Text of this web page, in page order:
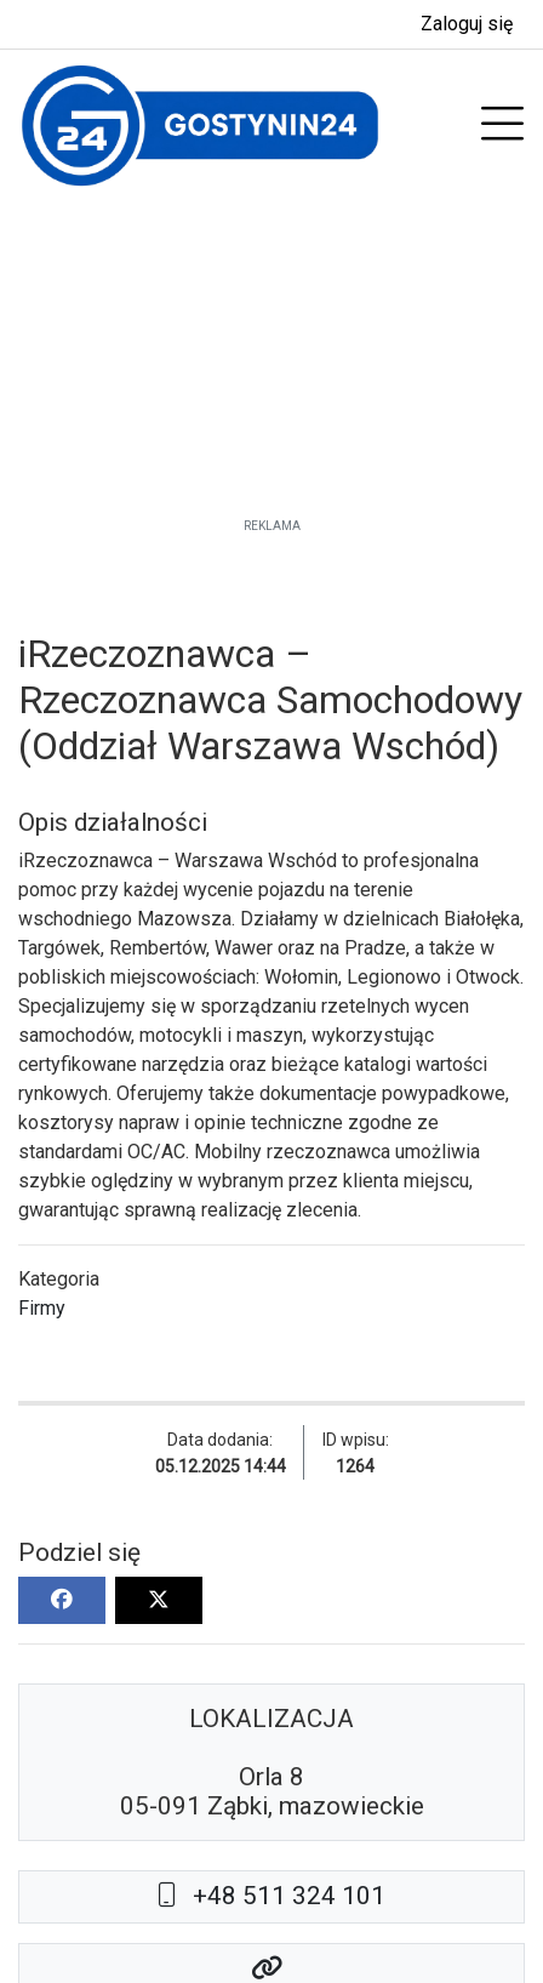
Zaloguj się
REKLAMA
iRzeczoznawca –
Rzeczoznawca Samochodowy
(Oddział Warszawa Wschód)
Opis działalności
iRzeczoznawca – Warszawa Wschód to profesjonalna
pomoc przy każdej wycenie pojazdu na terenie
wschodniego Mazowsza. Działamy w dzielnicach Białołęka,
Targówek, Rembertów, Wawer oraz na Pradze, a także w
pobliskich miejscowościach: Wołomin, Legionowo i Otwock.
Specjalizujemy się w sporządzaniu rzetelnych wycen
samochodów, motocykli i maszyn, wykorzystując
certyfikowane narzędzia oraz bieżące katalogi wartości
rynkowych. Oferujemy także dokumentacje powypadkowe,
kosztorysy napraw i opinie techniczne zgodne ze
standardami OC/AC. Mobilny rzeczoznawca umożliwia
szybkie oględziny w wybranym przez klienta miejscu,
gwarantując sprawną realizację zlecenia.
Kategoria
Firmy
Data dodania:
05.12.2025 14:44
ID wpisu:
1264
Podziel się
LOKALIZACJA
Orla 8
05-091 Ząbki, mazowieckie
+48 511 324 101